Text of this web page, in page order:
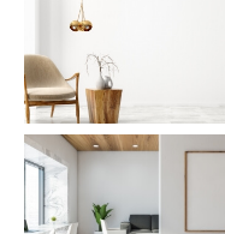
AFFINER
TERRASSE
COUPS DE